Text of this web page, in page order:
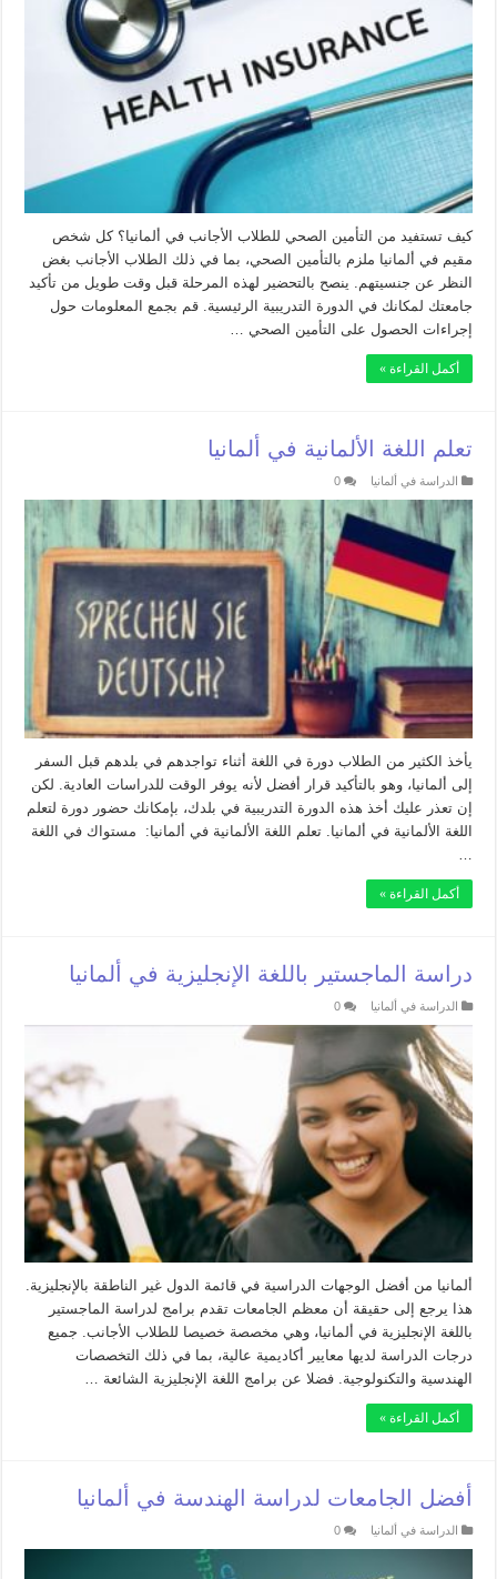
كيف تستفيد من التأمين الصحي للطلاب الأجانب في ألمانيا؟ كل شخص
مقيم في ألمانيا ملزم بالتأمين الصحي، بما في ذلك الطلاب الأجانب بغض
النظر عن جنسيتهم. ينصح بالتحضير لهذه المرحلة قبل وقت طويل من تأكيد
جامعتك لمكانك في الدورة التدريبية الرئيسية. قم بجمع المعلومات حول
إجراءات الحصول على التأمين الصحي …
أكمل القراءة »
تعلم اللغة الألمانية في ألمانيا
الدراسة في ألمانيا 0
يأخذ الكثير من الطلاب دورة في اللغة أثناء تواجدهم في بلدهم قبل السفر
إلى ألمانيا، وهو بالتأكيد قرار أفضل لأنه يوفر الوقت للدراسات العادية. لكن
إن تعذر عليك أخذ هذه الدورة التدريبية في بلدك، بإمكانك حضور دورة لتعلم
اللغة الألمانية في ألمانيا. تعلم اللغة الألمانية في ألمانيا: مستواك في اللغة
أكمل القراءة »
دراسة الماجستير باللغة الإنجليزية في ألمانيا
الدراسة في ألمانيا 0
ألمانيا من أفضل الوجهات الدراسية في قائمة الدول غير الناطقة بالإنجليزية.
هذا يرجع إلى حقيقة أن معظم الجامعات تقدم برامج لدراسة الماجستير
باللغة الإنجليزية في ألمانيا، وهي مخصصة خصيصا للطلاب الأجانب. جميع
درجات الدراسة لديها معايير أكاديمية عالية، بما في ذلك التخصصات
الهندسية والتكنولوجية. فضلا عن برامج اللغة الإنجليزية الشائعة …
أكمل القراءة »
أفضل الجامعات لدراسة الهندسة في ألمانيا
الدراسة في ألمانيا 0